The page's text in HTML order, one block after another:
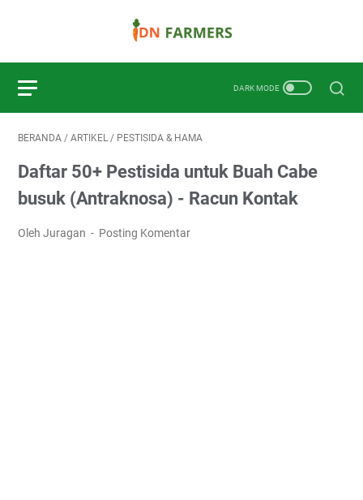
BERANDA / ARTIKEL / PESTISIDA & HAMA
Daftar 50+ Pestisida untuk Buah Cabe
busuk (Antraknosa) - Racun Kontak
Oleh Juragan Posting Komentar